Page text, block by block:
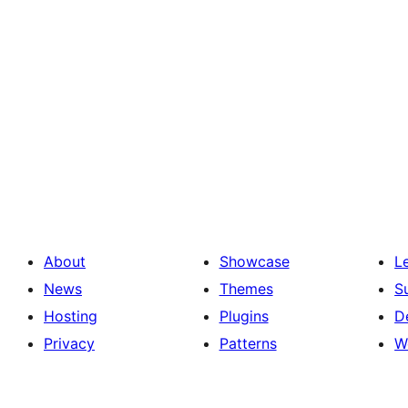
About
News
Hosting
Privacy
Showcase
Themes
Plugins
Patterns